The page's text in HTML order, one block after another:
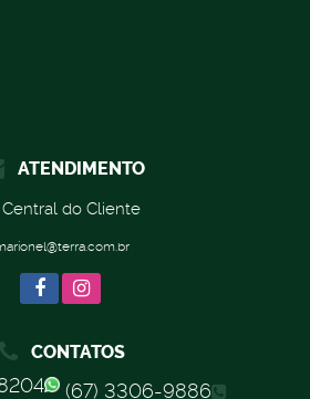
ATENDIMENTO
Central do Cliente
CONTATOS
(67) 3306-9886